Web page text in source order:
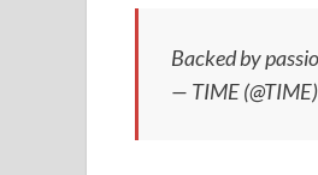
Backed by
— TIME (@TIME)